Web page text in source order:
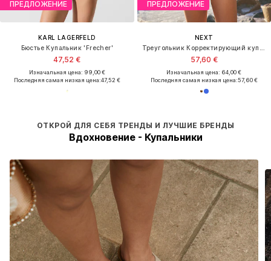
ПРЕДЛОЖЕНИЕ
KARL LAGERFELD
Бюстье Купальник 'Frecher'
47,52 €
Изначальная цена: 99,00 €
Последняя самая низкая цена:47,52 €
ПРЕДЛОЖЕНИЕ
NEXT
57,60 €
Изначальная цена: 64,00 €
Последняя самая низкая цена:57,60 €
ОТКРОЙ ДЛЯ СЕБЯ ТРЕНДЫ И ЛУЧШИЕ БРЕНДЫ
Вдохновение - Купальники